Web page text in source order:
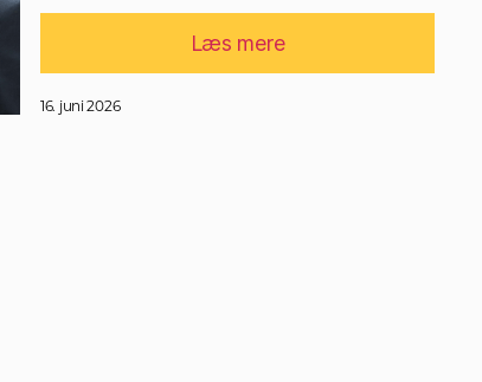
Læs mere
16. juni 2026